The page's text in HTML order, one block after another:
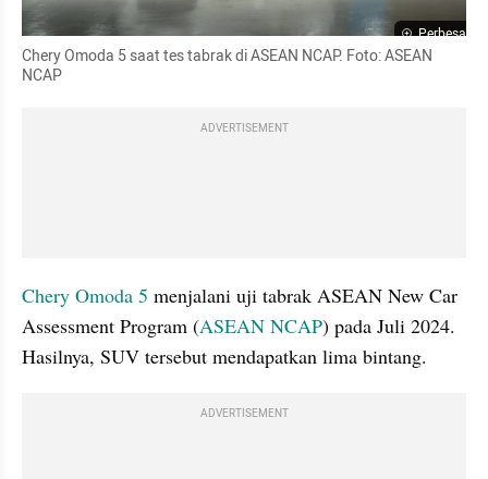
Perbesar
Chery Omoda 5 saat tes tabrak di ASEAN NCAP. Foto: ASEAN
NCAP
ADVERTISEMENT
Chery Omoda 5 menjalani uji tabrak ASEAN New Car
Assessment Program (ASEAN NCAP) pada Juli 2024.
Hasilnya, SUV tersebut mendapatkan lima bintang.
ADVERTISEMENT